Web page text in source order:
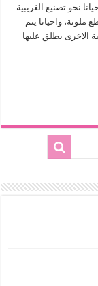
نحو تصنيع الغريبية
واحيانا يتم
الاخرى يطلق عليها